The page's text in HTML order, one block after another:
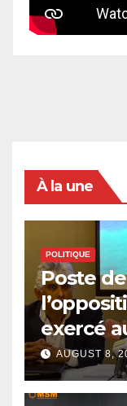
À la une
POLITIQUE
Poste
exercé
leAUGUST 8,